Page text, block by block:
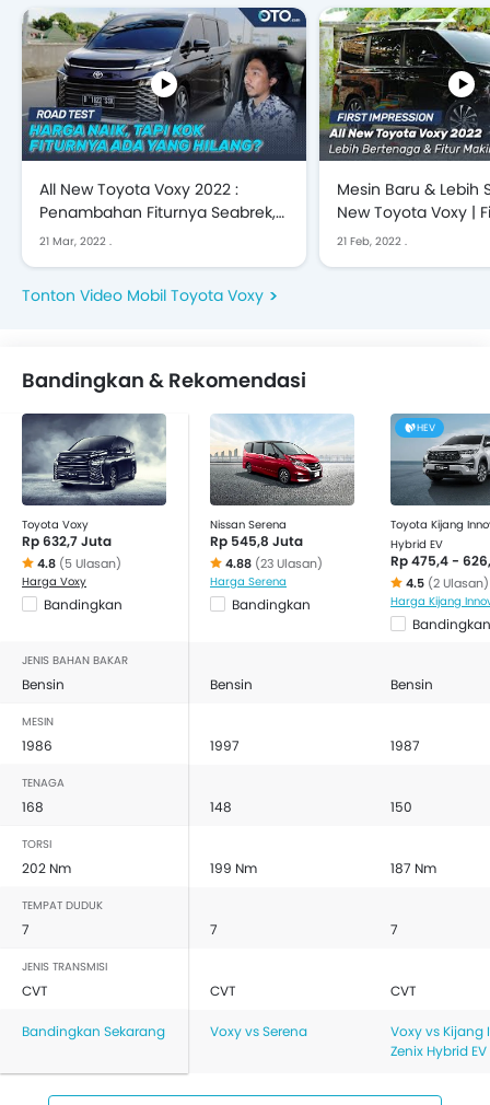
All New Toyota Voxy 2022 :
Penambahan Fiturnya Seabrek,
Termasuk TSS 3.0 | Road Test
21 Mar, 2022 .
Mesin Baru & Lebih
New Toyota Voxy |
Impression
21 Feb, 2022 .
Tonton Video Mobil Toyota Voxy
Bandingkan & Rekomendasi
Toyota Voxy
Rp 632,7 Juta
4.8 (5 Ulasan)
Harga Voxy
Bandingkan
Nissan Serena
Rp 545,8 Juta
4.88 (23 Ulasan)
Harga Serena
Bandingkan
HEV
Toyota Kijang
Hybrid EV
Rp 475,4 -
4.5 (2 Ulasan)
Bandingkan
JENIS BAHAN BAKAR
Bensin Bensin Bensin
MESIN
1986 1997 1987
TENAGA
168 148 150
TORSI
202 Nm 199 Nm 187 Nm
TEMPAT DUDUK
7 7 7
JENIS TRANSMISI
CVT CVT CVT
Bandingkan Sekarang Voxy vs Serena
Voxy vs Kijang
Zenix Hybrid EV